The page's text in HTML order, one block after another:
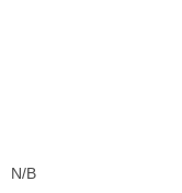
N/B